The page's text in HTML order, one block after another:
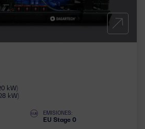
kW)
kW)
EMISIONES:
EU Stage 0